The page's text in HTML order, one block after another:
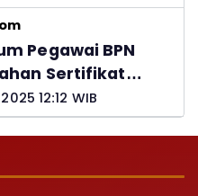
Pegawai BPN
Sertifikat
12:12 WIB